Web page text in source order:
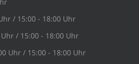
/ 15:00 - 18:00 Uhr
/ 15:00 - 18:00 Uhr
Uhr / 15:00 - 18:00 Uhr